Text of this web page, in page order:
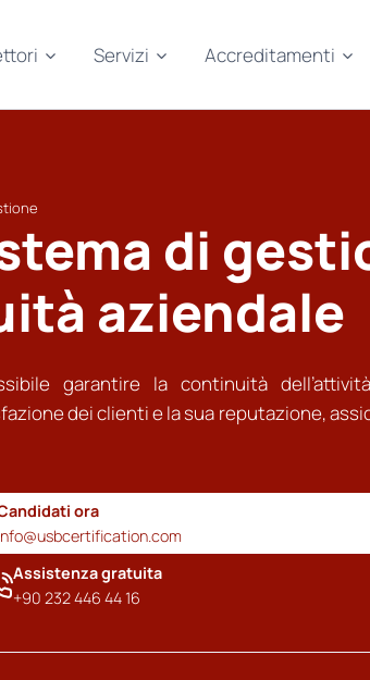
Servizi Accreditamenti
di
aziendale
garantire la continuità
dei clienti e la sua reputazione,
ora
Assistenza gratuita
+90 232 446 44 16